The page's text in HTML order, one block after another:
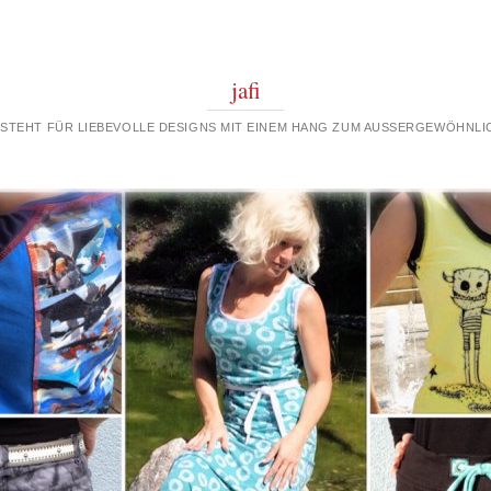
jafi
FÜR LIEBEVOLLE DESIGNS MIT EINEM HANG ZUM